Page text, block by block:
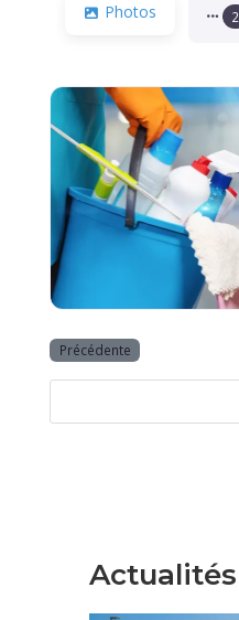
Photos 2
Précédente
Actualités